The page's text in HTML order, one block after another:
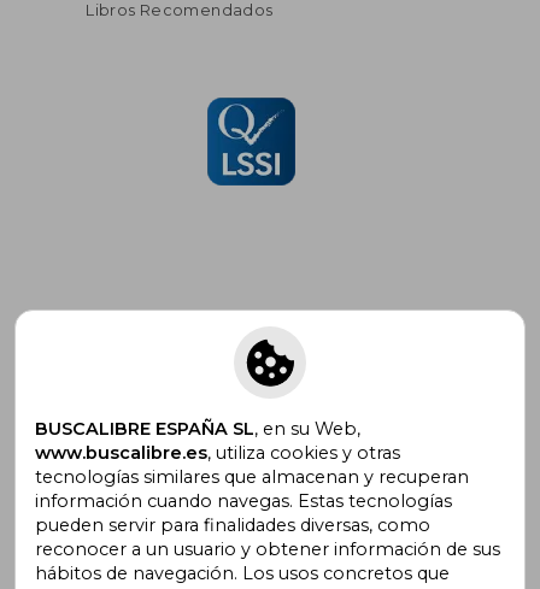
Libros Recomendados
Suscríbete para recibir ofertas y
promociones
¿Necesitas ayuda?
Ir a Centro de Soporte
BUSCALIBRE ESPAÑA SL, en su Web,
www.buscalibre.es, utiliza cookies y otras
tecnologías similares que almacenan y recuperan
información cuando navegas. Estas tecnologías
pueden servir para finalidades diversas, como
reconocer a un usuario y obtener información de sus
hábitos de navegación. Los usos concretos que